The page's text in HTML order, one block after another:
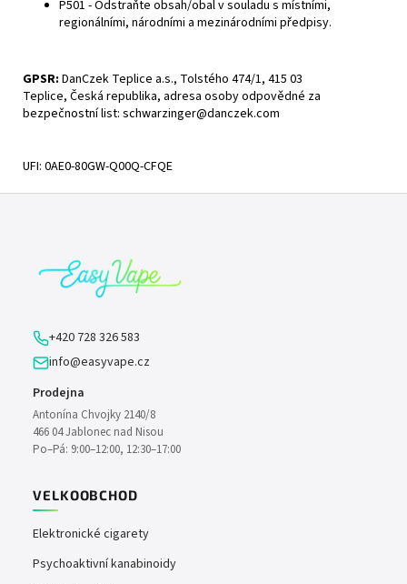
P501 - Odstraňte obsah/obal v souladu s místními,
regionálními, národními a mezinárodními předpisy.
GPSR: DanCzek Teplice a.s., Tolstého 474/1, 415 03
Teplice, Česká republika, adresa osoby odpovědné za
bezpečnostní list: schwarzinger@danczek.com
UFI: 0AE0-80GW-Q00Q-CFQE
+420 728 326 583
info@easyvape.cz
Prodejna
Antonína Chvojky 2140/8
466 04 Jablonec nad Nisou
Po–Pá: 9:00–12:00, 12:30–17:00
VELKOOBCHOD
Elektronické cigarety
Psychoaktivní kanabinoidy